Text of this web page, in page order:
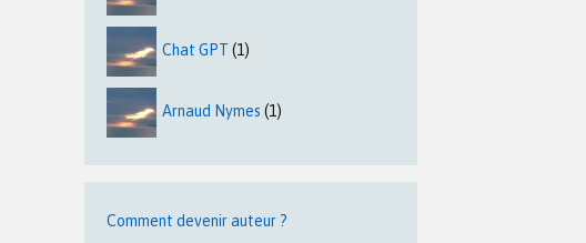
Chat GPT (1)
Arnaud Nymes (1)
Comment devenir auteur ?